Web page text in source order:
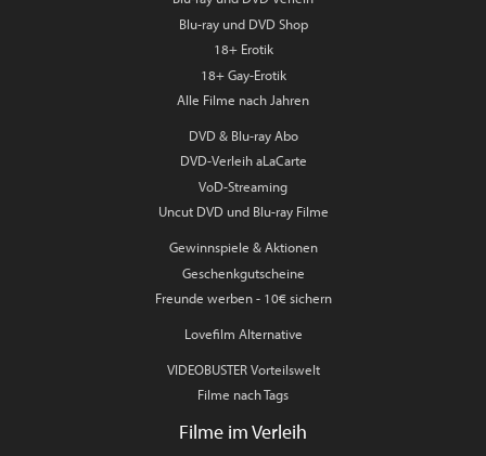
Blu-ray und DVD Shop
18+ Erotik
18+ Gay-Erotik
Alle Filme nach Jahren
DVD & Blu-ray Abo
DVD-Verleih aLaCarte
VoD-Streaming
Uncut DVD und Blu-ray Filme
Gewinnspiele & Aktionen
Geschenkgutscheine
Freunde werben - 10€ sichern
Lovefilm Alternative
VIDEOBUSTER Vorteilswelt
Filme nach Tags
Filme im Verleih